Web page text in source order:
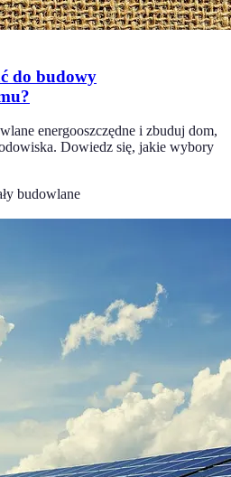
do budowy
energooszczędne i zbuduj dom,
Dowiedz się, jakie wybory
budowlane